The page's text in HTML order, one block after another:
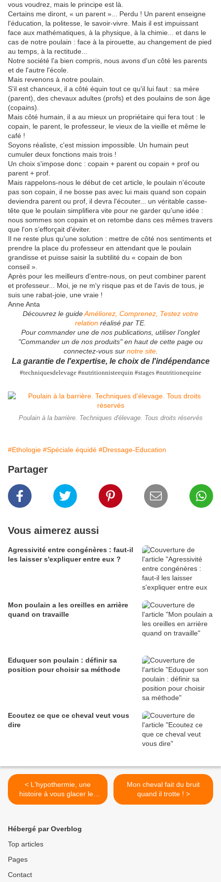
vous voudrez, mais le principe est là.
Certains me diront, « un parent »... Perdu ! Un parent enseigne
l'éducation, la politesse, le savoir-vivre. Mais il est impuissant
face aux mathématiques, à la physique, à la chimie... et dans le
cas de notre poulain : face à la pirouette, au changement de pied
au temps, à la rectitude...
Notre société l'a bien compris, nous avons d'un côté les parents
et de l'autre l'école.
Mais revenons à notre poulain.
S'il est chanceux, il a côté équin tout ce qu'il lui faut : sa mère
(parent), des chevaux adultes (profs) et des poulains de son âge
(copains).
Mais côté humain, il a au mieux un propriétaire qui fera tout : le
copain, le parent, le professeur, le vieux de la vieille et même le
café !
Soyons réaliste, c'est mission impossible. Un humain peut
cumuler deux fonctions mais trois !
Un choix s'impose donc : copain + parent ou copain + prof ou
parent + prof.
Mais rappelons-nous le début de cet article, le poulain n'écoute
pas son copain, il ne bosse pas avec lui mais quand son copain
deviendra parent ou prof, il devra l'écouter... un véritable casse-
tête que le poulain simplifiera vite pour ne garder qu'une idée :
nous sommes son copain et on retombe dans ces mêmes travers
que l'on s’efforçait d'éviter.
Il ne reste plus qu'une solution : mettre de côté nos sentiments et
prendre la place du professeur en attendant que le poulain
grandisse et puisse saisir la subtilité du « copain de bon
conseil ».
Après pour les meilleurs d'entre-nous, on peut combiner parent
et professeur... Moi, je ne m'y risque pas et de l'avis de tous, je
suis une rabat-joie, une vraie !
Anne Anta
Découvrez le guideAméliorez, Comprenez, Testez votre
relation réalisé par TE.
Pour commander une de nos publications, utiliser l’onglet
"Commander un de nos produits" en haut de cette page ou
connectez-vous sur notre site.
La garantie de l'expertise, le choix de l'indépendance
#techniquesdelevage #nutritionnisteequin #stages #nutritionequine
Poulain à la barrière. Techniques d'élevage. Tous droits réservés
#Ethologie #Spéciale équidé #Dressage-Education
Partager
Vous aimerez aussi
Agressivité entre congénères : faut-il
les laisser s'expliquer entre eux ?
Mon poulain a les oreilles en arrière
quand on travaille
Eduquer son poulain : définir sa
position pour choisir sa méthode
Ecoutez ce que ce cheval veut vous
dire
< L'hypothermie, une
histoire à vous glacer les
sangs
Mon cheval fait du bruit
quand il trotte ! >
Hébergé par Overblog
Top articles
Pages
Contact